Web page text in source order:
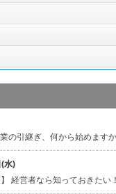
の引継ぎ、何から始めます
水)
経営者なら知っておきたい